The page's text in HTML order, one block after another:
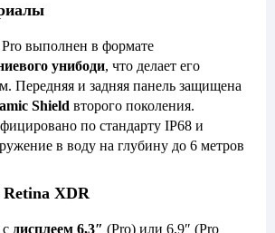
выполнен в формате
унибоди, что делает его
Передняя и задняя панель защищена
Shield второго поколения.
по стандарту IP68 и
в воду на глубину до 6 метров
Retina XDR
дисплеем 6,3″ (Pro) или 6,9″ (Pro